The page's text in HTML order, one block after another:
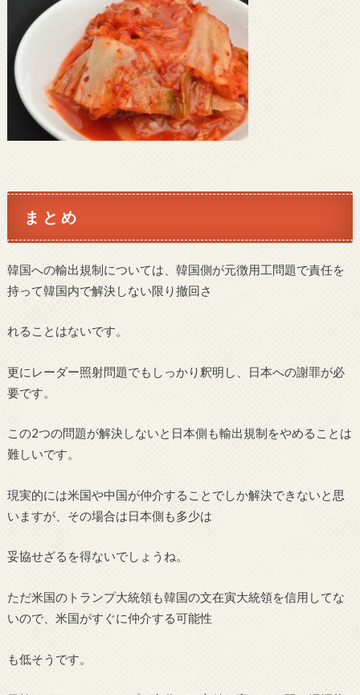
ま と め
韓国への輸出規制については、韓国側が元徴用工問題で責任を
持って韓国内で解決しない限り撤回さ
れることはないです。
更にレーダー照射問題でもしっかり釈明し、日本への謝罪が必
要です。
この2つの問題が解決しないと日本側も輸出規制をやめることは
難しいです。
現実的には米国や中国が仲介することでしか解決できないと思
いますが、その場合は日本側も多少は
妥協せざるを得ないでしょうね。
ただ米国のトランプ大統領も韓国の文在寅大統領を信用してな
いので、米国がすぐに仲介する可能性
も低そうです。